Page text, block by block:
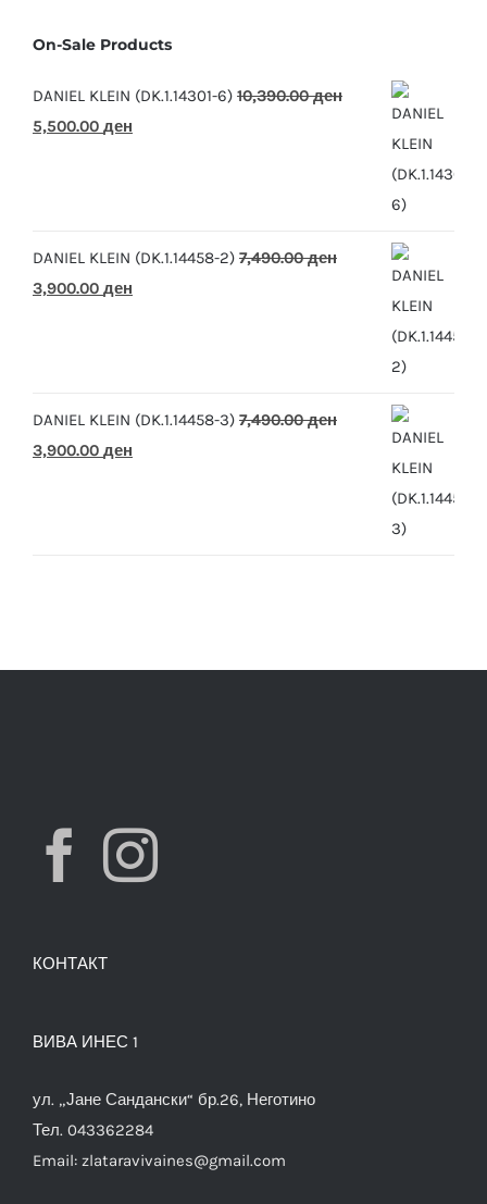
On-Sale Products
DANIEL KLEIN (DK.1.14301-6) 10,390.00ден
Original
5,500.00 ден
DANIEL KLEIN (DK.1.14458-2) 7,490.00ден
Original
3,900.00 ден
DANIEL KLEIN (DK.1.14458-3) 7,490.00ден
Original
3,900.00 ден
КОНТАКТ
ВИВА ИНЕС 1
ул. „Јане Сандански“ бр.26, Неготино
Тел. 043362284
Email: zlataravivaines@gmail.com